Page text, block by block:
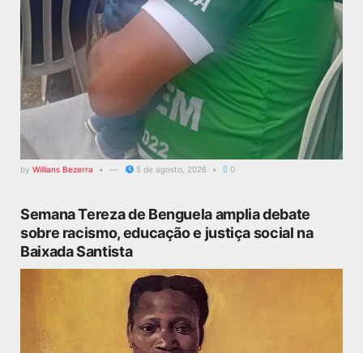
by Willians Bezerra 5 de agosto, 2026 0
Semana Tereza de Benguela amplia debate
sobre racismo, educação e justiça social na
Baixada Santista